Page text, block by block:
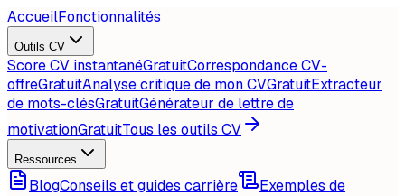
AccueilFonctionnalités
Outils CV
Score CV instantanéGratuitCorrespondance CV-
offreGratuitAnalyse critique de mon CVGratuitExtracteur
de mots-clésGratuitGénérateur de lettre de
motivationGratuitTous les outils CV
Ressources
BlogConseils et guides carrière
Exemples de